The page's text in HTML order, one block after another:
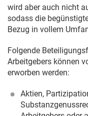
wird aber auch nicht
sodass die
Bezug in vollem
Folgende
Arbeitgebers können
erworben werden:
Aktien,